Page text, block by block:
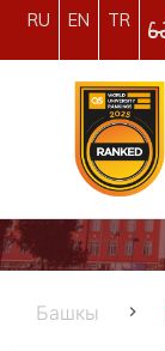
RU EN TR
Башкы